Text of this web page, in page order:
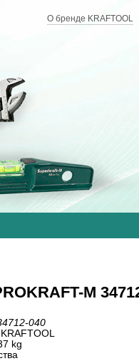
О бренде KRAFTOOL
M
040
KRAFTOOL
kg